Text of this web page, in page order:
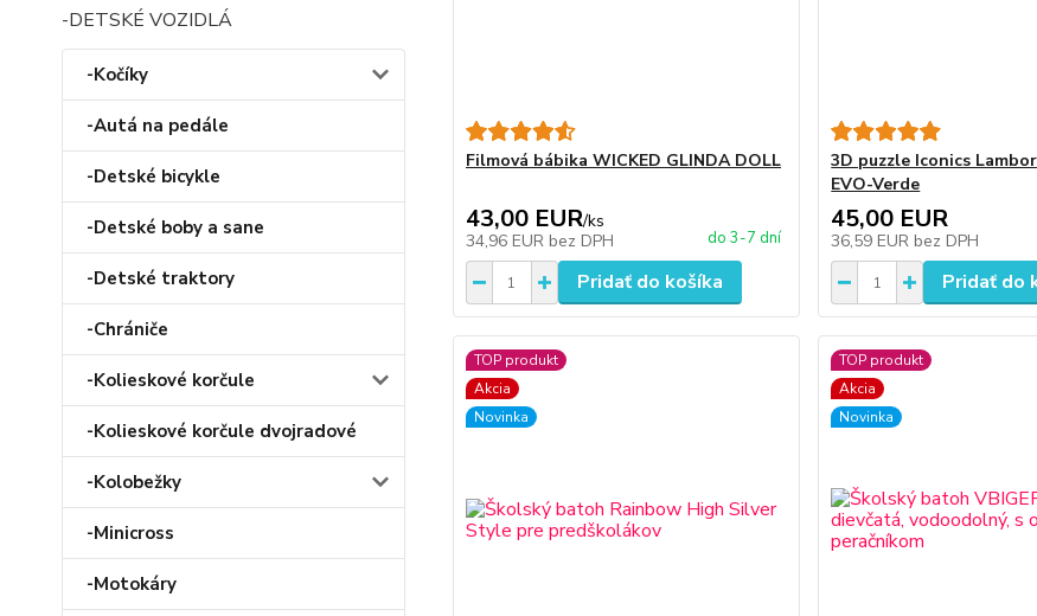
-DETSKÉ VOZIDLÁ
-Kočíky
-Autá na pedále
-Detské bicykle
-Detské boby a sane
-Detské traktory
-Chrániče
-Kolieskové korčule
-Kolieskové korčule dvojradové
-Kolobežky
-Minicross
-Motokáry
Filmová bábika WICKED GLINDA DOLL
43,00 EUR/ks
34,96 EUR bez DPH do 3-7 dní
Pridať do košíka
3D puzzle Iconics
EVO-Verde
45,00 EUR
36,59 EUR bez DPH
Pridať do
TOP produkt
Akcia
Novinka
TOP produkt
Akcia
Novinka